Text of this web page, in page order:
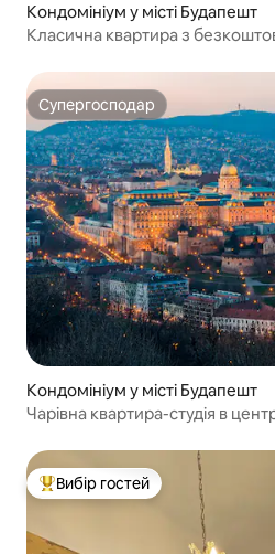
Кондомініум у місті Будапешт
Класична квартира з
Супергосподар
Супергосподар
Кондомініум у місті Будапешт
Чарівна квартира-студія в
Топ вибір гостей
Вибір гостей